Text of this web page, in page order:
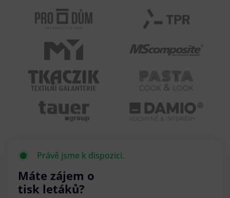
Právě jsme k dispozici.
Máte zájem o
tisk letáků?